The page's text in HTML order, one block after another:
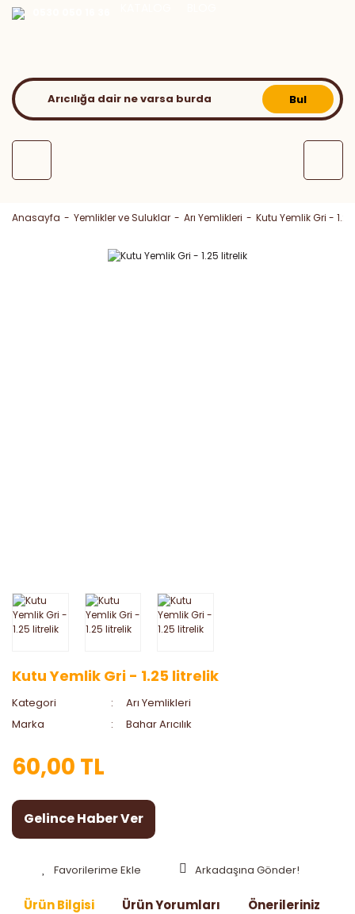
Bul
Anasayfa Yemlikler ve Suluklar Arı Yemlikleri Kutu Yemlik Gri -
Kutu Yemlik Gri - 1.25 litrelik
Kategori
Arı Yemlikleri
Marka
Bahar Arıcılık
60,00 TL
Gelince Haber Ver
Arkadaşına Gönder!
Ürün Bilgisi Ürün Yorumları Önerileriniz